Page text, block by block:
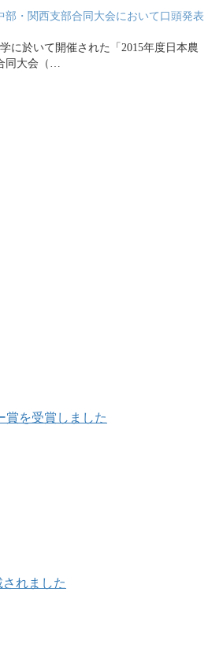
部・関西支部合同大会において口頭発表
に於いて開催された「2015年度日本農
同大会（…
賞を受賞しました
されました